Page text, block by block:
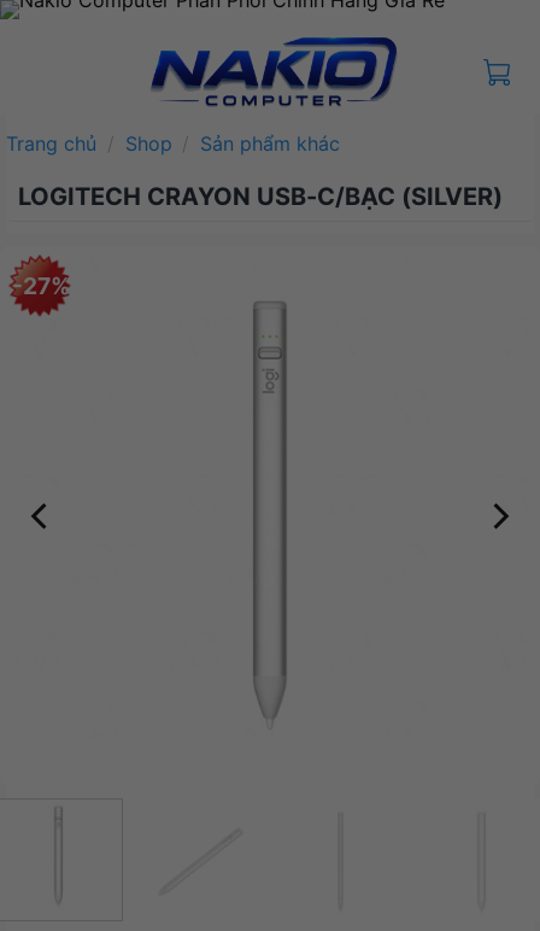
Bỏ
Trang chủ / Shop / Sản phẩm khác
LOGITECH CRAYON USB-C/BẠC (SILVER)
-27%